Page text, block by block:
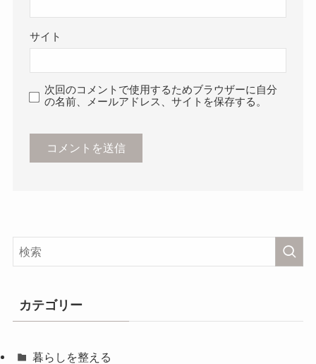
サイト
次回のコメントで使用するためブラウザーに自分
の名前、メールアドレス、サイトを保存する。
カテゴリー
暮らしを整える